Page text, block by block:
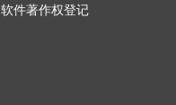
软件著作权登记